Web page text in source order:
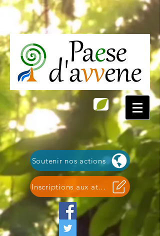
Soutenir nos actions
Inscriptions aux ateliers